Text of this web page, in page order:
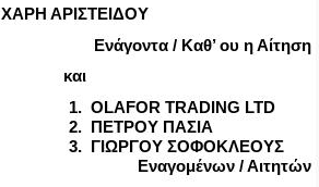
ΧΑΡΗ ΑΡΙΣΤΕΙΔΟΥ
Ενάγοντα / Καθ’ ου η Αίτηση
και
1. OLAFOR TRADING LTD
2.
ΠΕΤΡΟΥ ΠΑΣΙΑ
3.
ΓΙΩΡΓΟΥ ΣΟΦΟΚΛΕΟΥΣ
Εναγομένων / Αιτητών